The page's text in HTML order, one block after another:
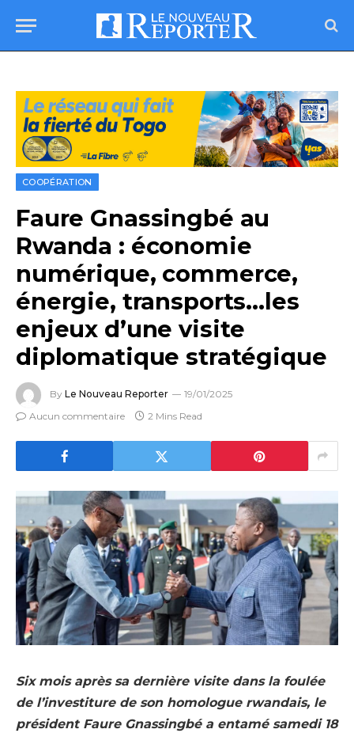
COOPÉRATION
Faure Gnassingbé au
Rwanda : économie
numérique, commerce,
énergie, transports…les
enjeux d’une visite
diplomatique stratégique
By Le Nouveau Reporter
19/01/2025
Aucun commentaire
2 Mins Read
Six mois après sa dernière visite dans la foulée
de l’investiture de son homologue rwandais, le
président Faure Gnassingbé a entamé samedi 18